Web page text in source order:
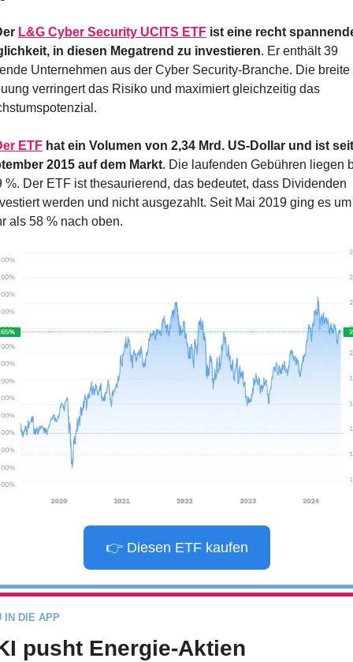
L&G Cyber Security UCITS ETF ist eine recht
in diesen Megatrend zu investieren. Er enthält 39
Unternehmen aus der Cyber Security-Branche. Die breite
verringert das Risiko und maximiert gleichzeitig das
ETF hat ein Volumen von 2,34 Mrd. US-Dollar und ist seit
2015 auf dem Markt. Die laufenden Gebühren liegen
%. Der ETF ist thesaurierend, das bedeutet, dass Dividenden
werden und nicht ausgezahlt. Seit Mai 2019 ging es um
als 58 % nach oben.
👉 Diesen ETF kaufen
IN DIE APP
pusht Energie-Aktien